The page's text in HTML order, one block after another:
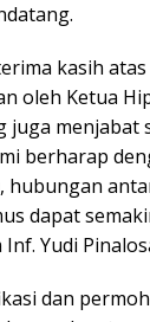
kasih
oleh Ketua
juga menjabat
berharap
hubungan
dapat
Yudi
dan